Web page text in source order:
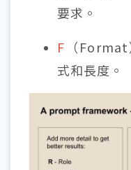
要求。
F （
式和長度。